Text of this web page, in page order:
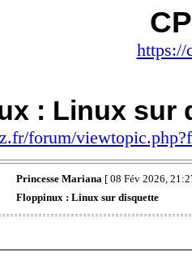
https://
: Linux sur
forum/
Princesse Mariana[ 08 Fév 2026,
Floppinux : Linux sur disquette